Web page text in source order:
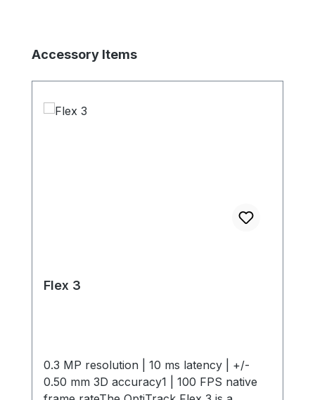
Produktgalerie überspringen
Accessory Items
Flex 3
0.3 MP resolution | 10 ms latency | +/-
0.50 mm 3D accuracy1 | 100 FPS native